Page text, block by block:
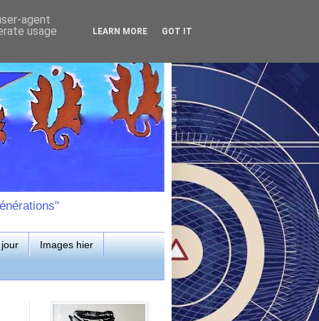
Images hier
agent
usage
LEARN MORE GOT IT